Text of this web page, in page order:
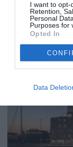
I want to opt-
Retention,
Personal
Purposes for
Opted In
Data
18/06/2024 20:43
Λιμάνι
εργασίες στα